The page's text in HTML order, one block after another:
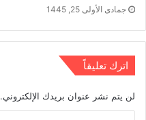
جمادى الأولى 25, 1445
اترك تعليقاً
لن يتم نشر عنوان بريدك الإلكتروني.